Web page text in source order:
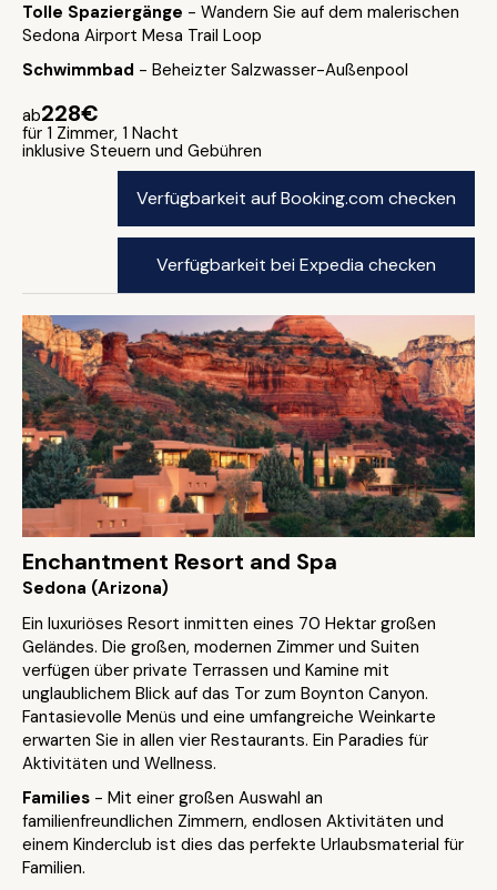
Tolle Spaziergänge - Wandern Sie auf dem malerischen
Sedona Airport Mesa Trail Loop
Schwimmbad - Beheizter Salzwasser-Außenpool
ab228€
für 1 Zimmer, 1 Nacht
inklusive Steuern und Gebühren
Verfügbarkeit auf Booking.com checken
Verfügbarkeit bei Expedia checken
Enchantment Resort and Spa
Sedona (Arizona)
Ein luxuriöses Resort inmitten eines 70 Hektar großen
Geländes. Die großen, modernen Zimmer und Suiten
verfügen über private Terrassen und Kamine mit
unglaublichem Blick auf das Tor zum Boynton Canyon.
Fantasievolle Menüs und eine umfangreiche Weinkarte
erwarten Sie in allen vier Restaurants. Ein Paradies für
Aktivitäten und Wellness.
Families - Mit einer großen Auswahl an
familienfreundlichen Zimmern, endlosen Aktivitäten und
einem Kinderclub ist dies das perfekte Urlaubsmaterial für
Familien.